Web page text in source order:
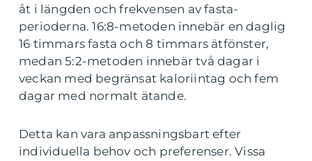
åt i längden och frekvensen av fasta-
perioderna. 16:8-metoden innebär en daglig
16 timmars fasta och 8 timmars ätfönster,
medan 5:2-metoden innebär två dagar i
veckan med begränsat kaloriintag och fem
dagar med normalt ätande.
Detta kan vara anpassningsbart efter
individuella behov och preferenser. Vissa